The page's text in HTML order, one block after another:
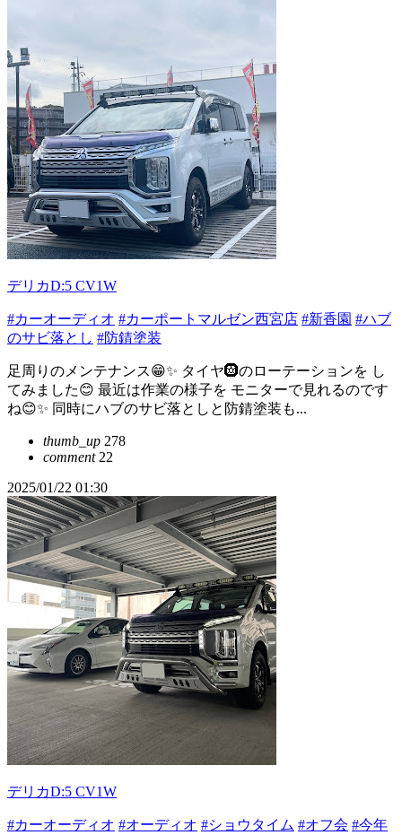
デリカD:5 CV1W
#カーオーディオ #カーポートマルゼン西宮店 #新香園 #ハブ
のサビ落とし #防錆塗装
足周りのメンテナンス😁✨ タイヤ🛞のローテーションを し
てみました😊 最近は作業の様子を モニターで見れるのです
ね😊✨ 同時にハブのサビ落としと防錆塗装も...
thumb_up 278
comment22
2025/01/22 01:30
デリカD:5 CV1W
#カーオーディオ #オーディオ #ショウタイム #オフ会 #今年